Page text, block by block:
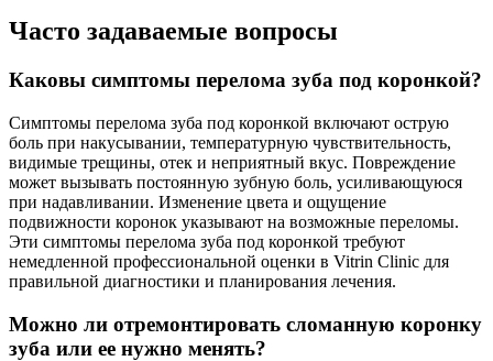
Часто задаваемые вопросы
Каковы симптомы перелома зуба под коронкой?
Симптомы перелома зуба под коронкой включают острую
боль при накусывании, температурную чувствительность,
видимые трещины, отек и неприятный вкус. Повреждение
может вызывать постоянную зубную боль, усиливающуюся
при надавливании. Изменение цвета и ощущение
подвижности коронок указывают на возможные переломы.
Эти симптомы перелома зуба под коронкой требуют
немедленной профессиональной оценки в Vitrin Clinic для
правильной диагностики и планирования лечения.
Можно ли отремонтировать сломанную коронку
зуба или ее нужно менять?